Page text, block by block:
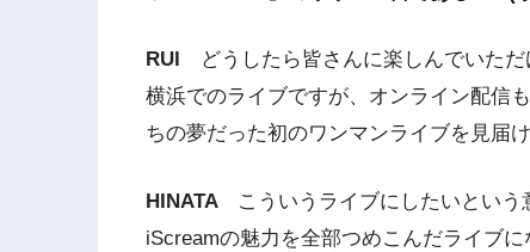
RUI
どうしたら皆さんに楽しんでいた
横浜でのライブですが、オンライン配信
ちの夢だった初のワンマンライブを見届
HINATA
こういうライブにしたいという
iScreamの魅力を全部つめこんだライブ